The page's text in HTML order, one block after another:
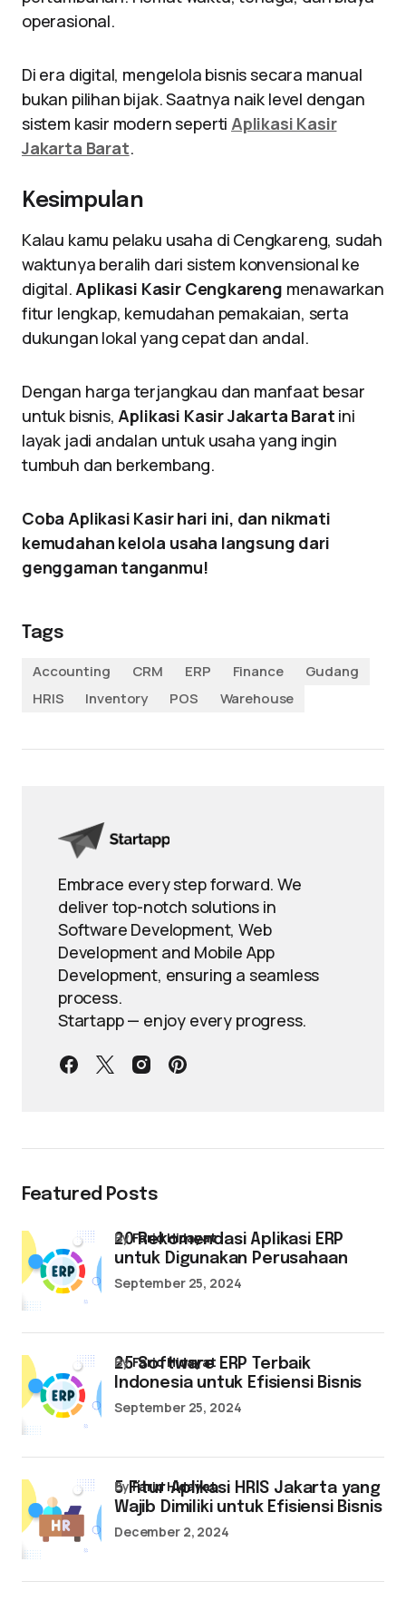
operasional.
Di era digital, mengelola bisnis secara manual
bukan pilihan bijak. Saatnya naik level dengan
sistem kasir modern seperti Aplikasi Kasir
Jakarta Barat.
Kesimpulan
Kalau kamu pelaku usaha di Cengkareng, sudah
waktunya beralih dari sistem konvensional ke
digital.Aplikasi Kasir Cengkareng menawarkan
fitur lengkap, kemudahan pemakaian, serta
dukungan lokal yang cepat dan andal.
Dengan harga terjangkau dan manfaat besar
untuk bisnis,Aplikasi Kasir Jakarta Barat ini
layak jadi andalan untuk usaha yang ingin
tumbuh dan berkembang.
Coba Aplikasi Kasir hari ini, dan nikmati
kemudahan kelola usaha langsung dari
genggaman tanganmu!
Tags
Accounting
CRM ERP Finance
Gudang
HRIS
Inventory POS Warehouse
Embrace every step forward. We
deliver top-notch solutions in
Software Development, Web
Development and Mobile App
Development, ensuring a seamless
process.
Startapp — enjoy every progress.
Featured Posts
20 Rekomendasi Aplikasi ERP
untuk Digunakan Perusahaan
byFarid Hidayat
September 25, 2024
25 Software ERP Terbaik
Indonesia untuk Efisiensi Bisnis
byFarid Hidayat
September 25, 2024
5 Fitur Aplikasi HRIS Jakarta yang
Wajib Dimiliki untuk Efisiensi Bisnis
byFarid Hidayat
December 2, 2024